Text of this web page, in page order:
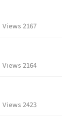
Views 2167
Views 2164
Views 2423